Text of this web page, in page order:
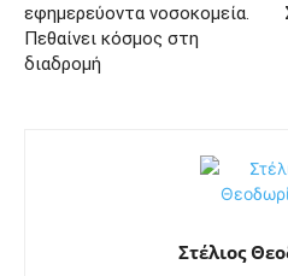
εφημερεύοντα νοσοκομεία.
Πεθαίνει κόσμος στη
διαδρομή
Στέλιος